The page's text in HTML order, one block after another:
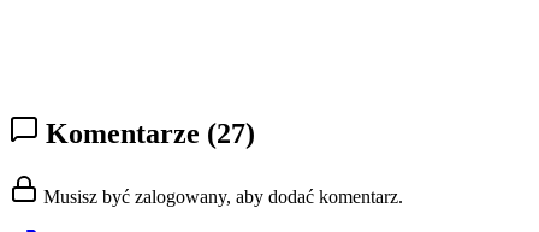
Komentarze (27)
Musisz być zalogowany, aby dodać komentarz.